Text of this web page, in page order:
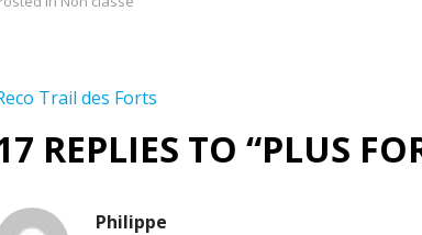
de
l’article
Trail des Forts
REPLIES TO “PLUS
Philippe